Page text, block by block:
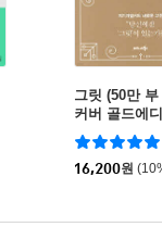
그릿 (50만
커버 골드에
16,200원